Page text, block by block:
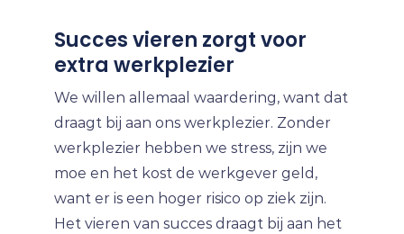
Succes vieren zorgt voor
extra werkplezier
We willen allemaal waardering, want dat
draagt bij aan ons werkplezier. Zonder
werkplezier hebben we stress, zijn we
moe en het kost de werkgever geld,
want er is een hoger risico op ziek zijn.
Het vieren van succes draagt bij aan het